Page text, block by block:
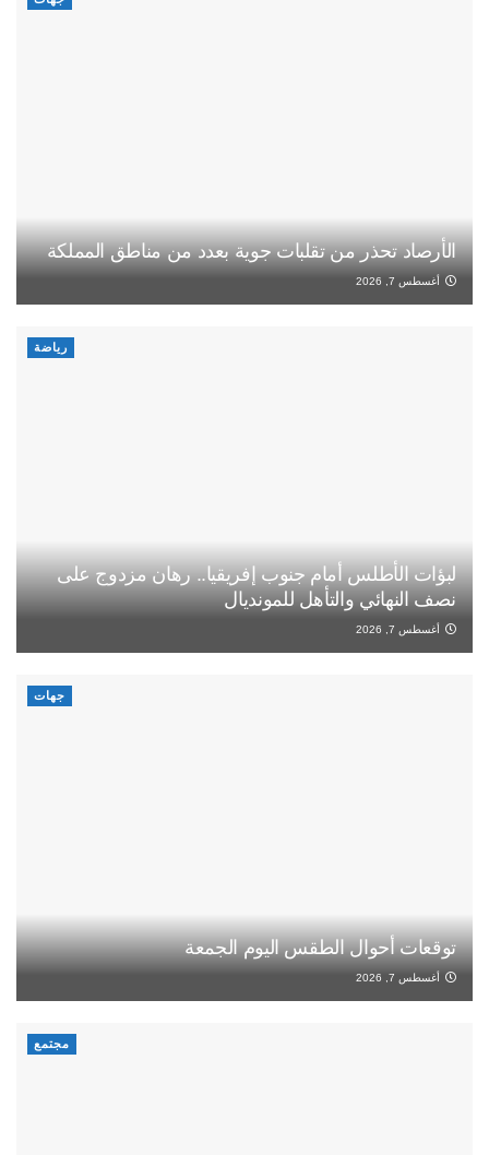
الأرصاد تحذر من تقلبات جوية بعدد من مناطق المملكة
أغسطس 7, 2026
رياضة
لبؤات الأطلس أمام جنوب إفريقيا.. رهان مزدوج على
نصف النهائي والتأهل للمونديال
أغسطس 7, 2026
جهات
توقعات أحوال الطقس اليوم الجمعة
أغسطس 7, 2026
مجتمع